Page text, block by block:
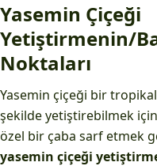
Yasemin Çiçeği
Yetiştirmenin/
Noktaları
Yasemin çiçeği bir
şekilde yetiştirebilmek
özel bir çaba sarf etmek
yasemin çiçeği